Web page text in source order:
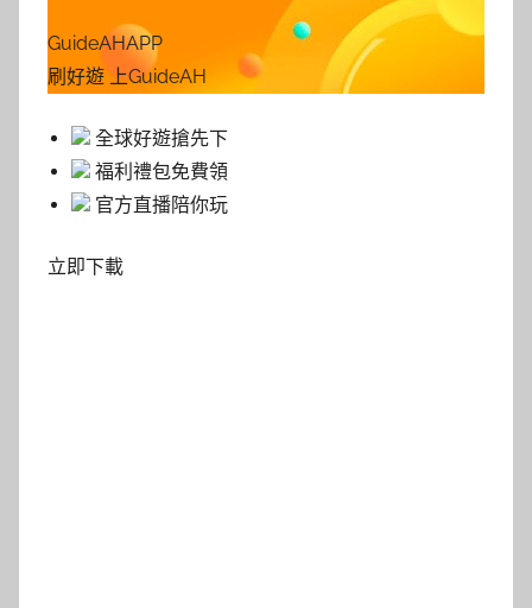
GuideAHAPP
刷好遊 上GuideAH
全球好遊搶先下
福利禮包免費領
官方直播陪你玩
立即下載